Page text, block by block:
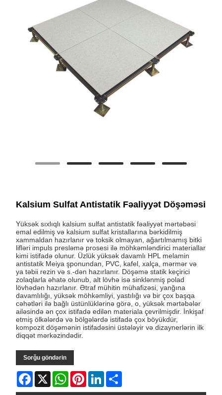
Kalsium Sulfat Antistatik Fəaliyyət Döşəməsi
Yüksək sıxlıqlı kalsium sulfat antistatik fəaliyyət mərtəbəsi
emal edilmiş və kalsium sulfat kristallarına bərkidilmiş
xammaldan hazırlanır və toksik olmayan, ağartılmamış bitki
lifləri impuls presləmə prosesi ilə möhkəmləndirici materiallar
kimi istifadə olunur. Üzlük yüksək davamlı HPL melamin
antistatik Meiya şponundan, PVC, kafel, xalça, mərmər və
ya təbii rezin və s.-dən hazırlanır. Döşəmə statik keçirici
zolaqlarla əhatə olunub, alt lövhə isə sinklənmiş polad
lövhədən hazırlanır. Ətraf mühitin mühafizəsi, yanğına
davamlılığı, yüksək möhkəmliyi, yastılığı və bir çox başqa
cəhətləri ilə bağlı üstünlüklərinə görə, o, yüksək mərtəbələr
ailəsində ən çox istifadə edilən materiala çevrilmişdir. İnkişaf
etmiş ölkələrdə və bölgələrdə istifadə çox böyükdür,
kompozit döşəmənin istifadəsini üstələyir və dizaynerlərin ilk
diqqət mərkəzindədir.
Sorğu göndərin
Facebook
X WhatsAppPinterestLinkedIn